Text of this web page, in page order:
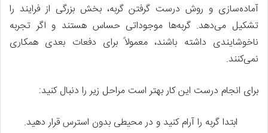
آماده‌سازی و روش درست گرفتن گربه، بخش بزرگی از فرایند را
تشکیل می‌دهد. گربه‌ها موجوداتی حساس هستند و اگر تجربه
ناخوشایندی داشته باشند، معمولاً برای دفعات بعدی همکاری
نمی‌کنند.
برای انجام درست این کار بهتر است مراحل زیر را دنبال کنید:
ابتدا گربه را آرام کنید و در محیطی بدون استرس قرار دهید.